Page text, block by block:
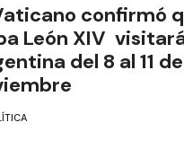
confirmó
León XIV
del 8 al 11 de